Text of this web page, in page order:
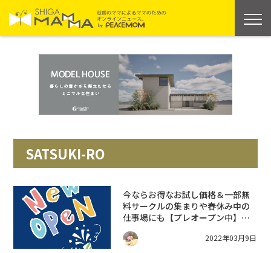
SATSUKI-RO
今ならお得なお試し価格＆一部無
料サークルの集まりや春休み中の
仕事場にも【プレオープン中】夢
をかなえる古民家 SATSUKI-
RO【八日市】
2022年03月9日